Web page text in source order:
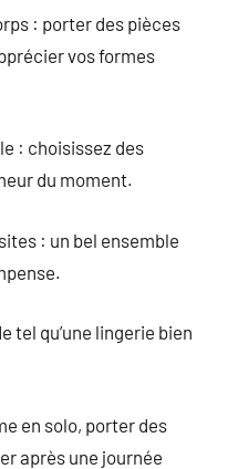
: porter des pièces
vos formes
: choisissez des
du moment.
: un bel ensemble
tel qu’une lingerie bien
en solo, porter des
après une journée